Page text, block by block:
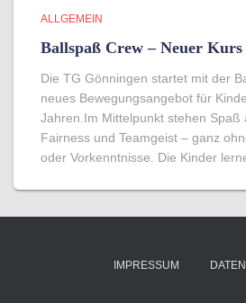
ALLGEMEIN
Ballspaß Crew – Neuer Kurs
Die TG Gönningen startet mit der
neues Bewegungsangebot für
Jahren.Im Mittelpunkt stehen Spaß
Fairness und Teamgeist – ganz
oder Vorkenntnisse. Die Kinder
IMPRESSUM